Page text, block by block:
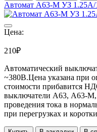
Автомат А63-М УЗ 1.25А/
Цена:
210₽
Автоматический
~380В.Цена указана при
стоимости прибавится
выключатели А63, А63-
проведения тока в
при перегрузках и